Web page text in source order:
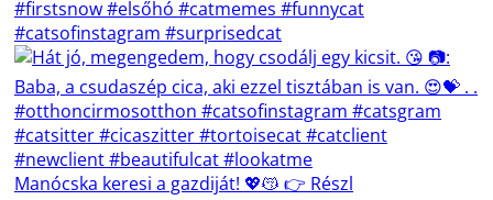
Manócska keresi a gazdiját! 💖😽 👉 Részl